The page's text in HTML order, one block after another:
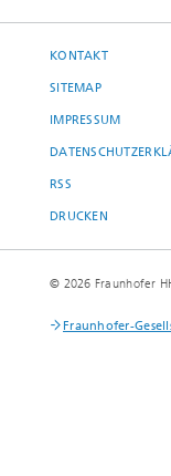
KONTAKT
SITEMAP
IMPRESSUM
RSS
DRUCKEN
© 2026 Fraunhofer
Fraunhofer-